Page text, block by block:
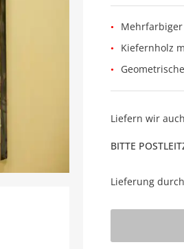
Mehrfarbiger
Kiefernholz
Liefern wir
BITTE
Lieferung durch